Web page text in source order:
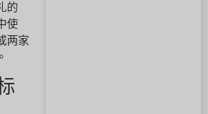
的
使
两家